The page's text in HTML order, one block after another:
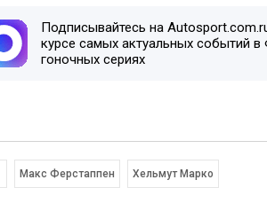
Подписывайтесь на
курсе самых актуальных событий в
гоночных сериях
Макс Ферстаппен Хельмут Марко